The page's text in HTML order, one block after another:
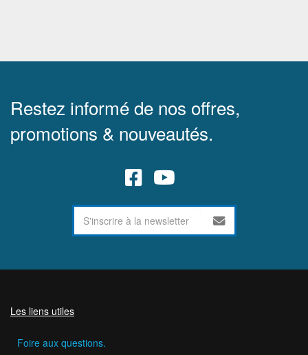
Restez informé de nos offres,
promotions & nouveautés.
Les liens utiles
Foire aux questions.